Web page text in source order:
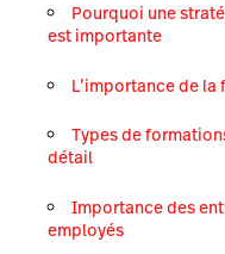
Pourquoi une
est importante
L’importance de
Types de
détail
Importance des
employés